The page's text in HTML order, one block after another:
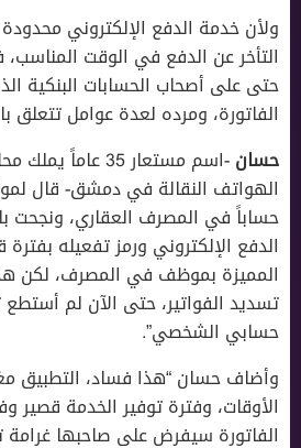
ولأن خدمة الدفع الإلكتروني
التأخر عن الدفع في الوقت
حتى على أصحاب الحسابات البنكية
الفاتورة، ومرده لعدة عوامل تتعلق
حسان
-اسم مستعار 35
الهواتف النقالة في دمشق- قال
حساباً في المصرف العقاري، ونجحت
الدفع الإلكتروني ورمز تفعيله
المميزة بموظف في المصرف، لكن
تسديد الفواتير، حتى الآن لم
حسابي الشخصي”.
وأضاف حسان “هذا فساد،
الأوقات، وفترة توفير الخدمة
الفاتورة سيفرض على صاحبها غرامة